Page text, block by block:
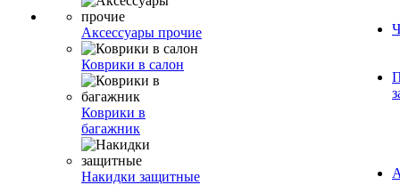
Аксессуары прочие
Коврики в салон
Коврики в
багажник
Накидки защитные